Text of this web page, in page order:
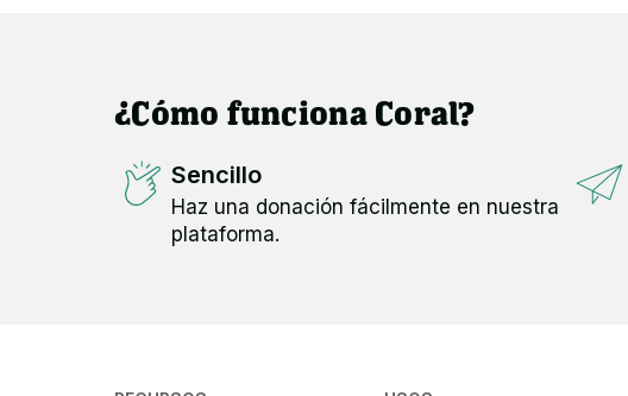
¿Cómo funciona Coral?
Sencillo
Haz una donación fácilmente en nuestra
plataforma.